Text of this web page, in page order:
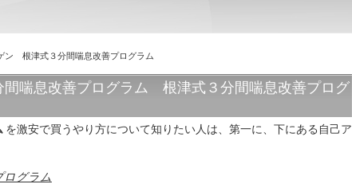
ン 根津式３分間喘息改善プログラム
喘息改善プログラム 根津式３分間喘息改善プログ
を激安で買うやり方について知りたい人は、第一に、下にある自己ア
ログラム